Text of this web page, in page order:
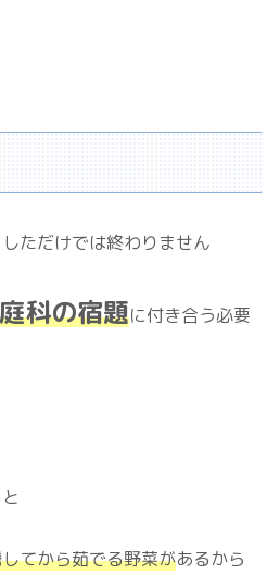
ただけでは終わりません
科の宿題に付き合う必要
てから茹でる野菜があるから